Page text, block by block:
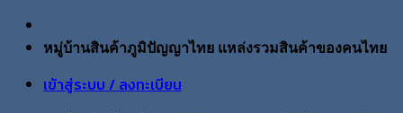
ข้าม
เนื้อหา
หมู่บ้านสินค้าภูมิปัญญาไทย แหล่งรวมสินค้าของคนไทย
เข้าสู่ระบบ / ลงทะเบียน